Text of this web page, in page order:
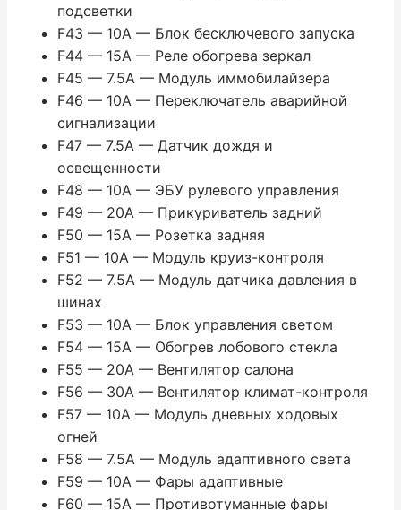
подсветки
F43 — 10A — Блок бесключевого запуска
F44 — 15A — Реле обогрева зеркал
F45 — 7.5A — Модуль иммобилайзера
F46 — 10A — Переключатель аварийной
сигнализации
F47 — 7.5A — Датчик дождя и
освещенности
F48 — 10A — ЭБУ рулевого управления
F49 — 20A — Прикуриватель задний
F50 — 15A — Розетка задняя
F51 — 10A — Модуль круиз-контроля
F52 — 7.5A — Модуль датчика давления в
шинах
F53 — 10A — Блок управления светом
F54 — 15A — Обогрев лобового стекла
F55 — 20A — Вентилятор салона
F56 — 30A — Вентилятор климат-контроля
F57 — 10A — Модуль дневных ходовых
огней
F58 — 7.5A — Модуль адаптивного света
F59 — 10A — Фары адаптивные
F60 — 15A — Противотуманные фары